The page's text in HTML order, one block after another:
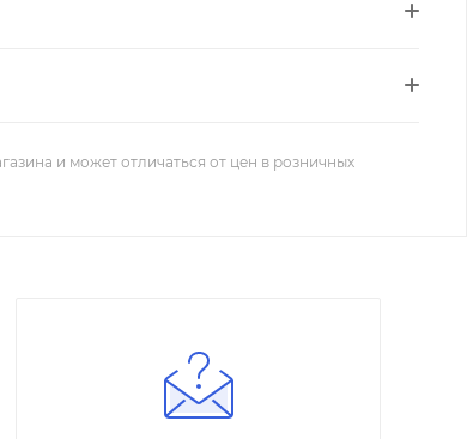
и может отличаться от цен в розничных